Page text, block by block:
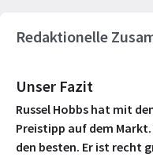
Redaktionelle
Unser Fazit
Russel Hobbs hat mit
Preistipp auf dem
den besten. Er ist recht